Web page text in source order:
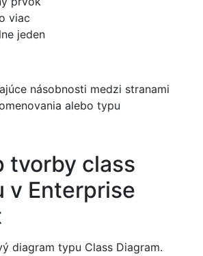
viac
jeden
násobnosti medzi stranami
alebo typu
tvorby class
v Enterprise
diagram typu Class Diagram.